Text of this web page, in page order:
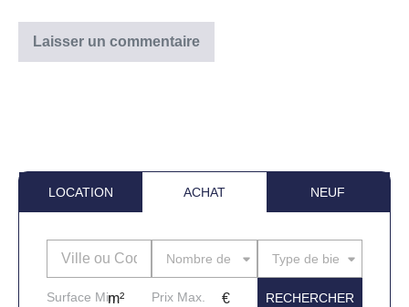
LOCATION ACHAT NEUF
Nombre de piècesType de bien